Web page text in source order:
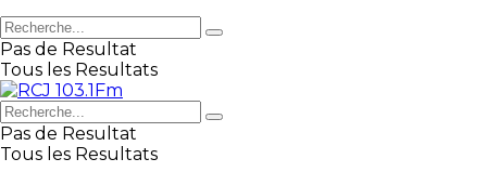
Pas de Resultat
Tous les Resultats
Pas de Resultat
Tous les Resultats